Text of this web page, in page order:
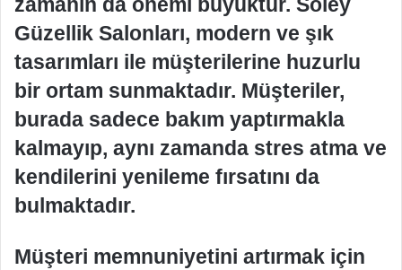
Güzellik Salonları, modern ve şık
tasarımları ile müşterilerine huzurlu
bir ortam sunmaktadır. Müşteriler,
burada sadece bakım yaptırmakla
kalmayıp, aynı zamanda stres atma ve
kendilerini yenileme fırsatını da
bulmaktadır.
Müşteri memnuniyetini artırmak için